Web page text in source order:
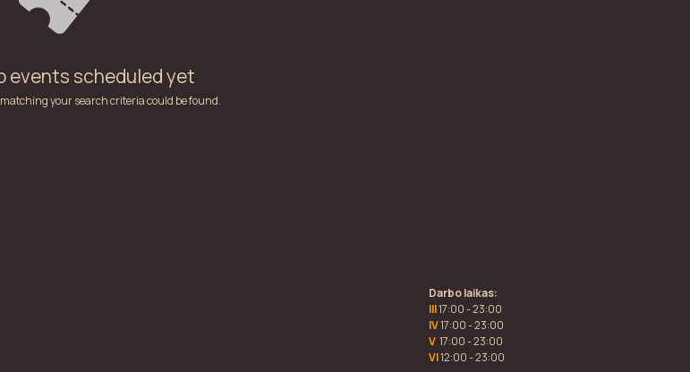
events scheduled yet
matching your search criteria could be found.
Darbo laikas:
III17:00 - 23:00
IV17:00 - 23:00
V 17:00 - 23:00
VI12:00 - 23:00